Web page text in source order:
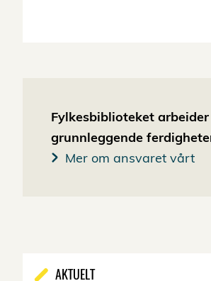
Fylkesbiblioteket
grunnleggende
Mer om ansvaret vårt
AKTUELT